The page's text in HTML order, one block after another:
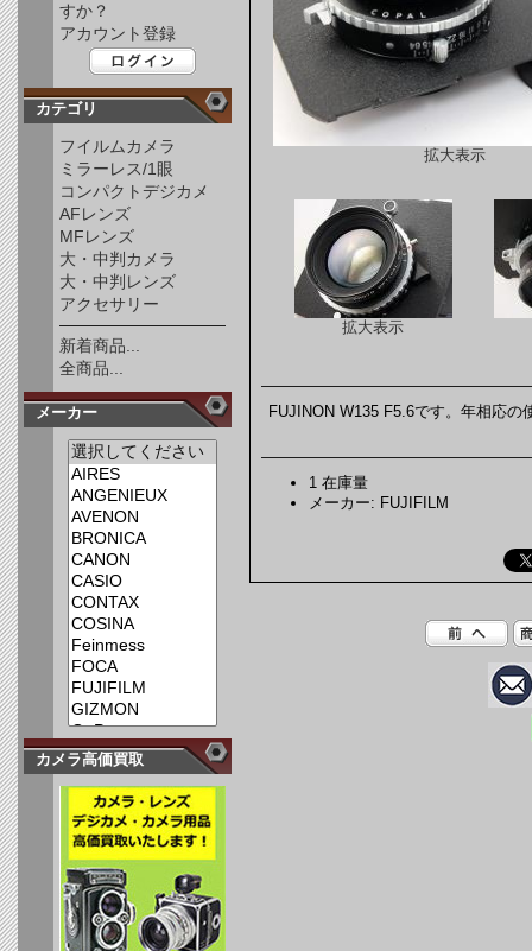
すか？
アカウント登録
カテゴリ
フイルムカメラ
ミラーレス/1眼
コンパクトデジカメ
AFレンズ
MFレンズ
大・中判カメラ
大・中判レンズ
アクセサリー
新着商品...
全商品...
メーカー
カメラ高価買取
拡大表示
拡大表示
FUJINON W135 F5.6です。年相応
1 在庫量
メーカー: FUJIFILM